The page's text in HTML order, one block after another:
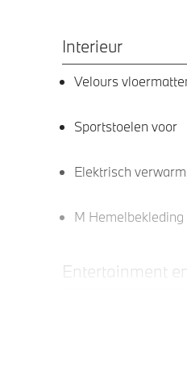
Interieur
Velours
Sportstoelen voor
Elektrisch
M
Entertainment